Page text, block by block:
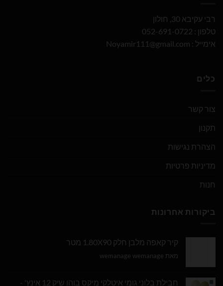
רבי עקיבא 30, חולון
טלפון : 052-691-0722
אימייל : Noyamir111@gmail.com
כלים
צור קשר
תקנון
הצהרת נגישות
מדיניות פרטיות
חנות
ביקורות אחרונות
קיר קאפה מלבן חלק 1.80X90 מטר
מאת wemanage wemanage
חבילת בלוני גומי איטלקי מיקס בוהו שיק 12 אינץ' -